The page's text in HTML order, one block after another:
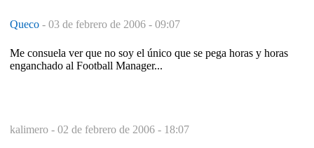
Queco - 03 de febrero de 2006 - 09:07
Me consuela ver que no soy el único que se pega horas y horas
enganchado al Football Manager...
kalimero - 02 de febrero de 2006 - 18:07